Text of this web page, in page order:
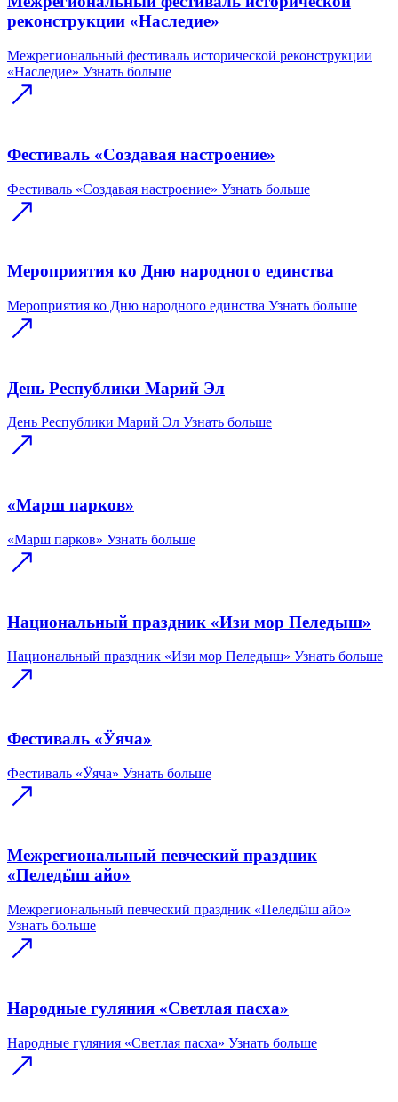
реконструкции «Наследие»
Межрегиональный фестиваль исторической реконструкции
«Наследие» Узнать больше
Фестиваль «Создавая настроение»
Фестиваль «Создавая настроение» Узнать больше
Мероприятия ко Дню народного единства
Мероприятия ко Дню народного единства Узнать больше
День Республики Марий Эл
День Республики Марий Эл Узнать больше
«Марш парков»
«Марш парков» Узнать больше
Национальный праздник «Изи мор Пеледыш»
Национальный праздник «Изи мор Пеледыш» Узнать больше
Фестиваль «Ӱяча»
Фестиваль «Ӱяча» Узнать больше
Межрегиональный певческий праздник
«Пеледӹш айо»
Межрегиональный певческий праздник «Пеледӹш айо»
Узнать больше
Народные гуляния «Светлая пасха»
Народные гуляния «Светлая пасха» Узнать больше